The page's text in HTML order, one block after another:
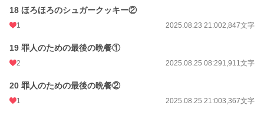
18 ほろほろのシュガークッキー②
1 2025.08.23 21:002,847文字
19 罪人のための最後の晩餐①
2 2025.08.25 08:291,911文字
20 罪人のための最後の晩餐②
1 2025.08.25 21:003,367文字